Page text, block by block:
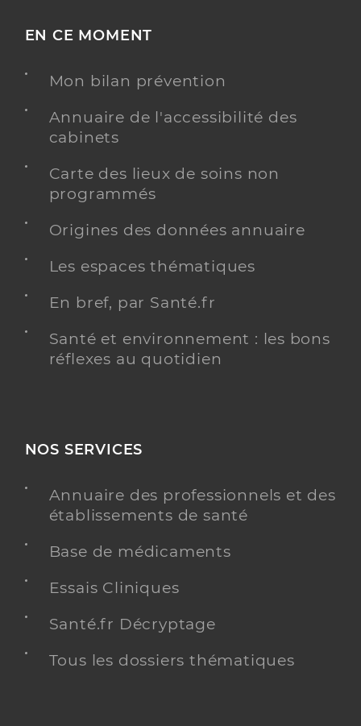
EN CE MOMENT
Mon bilan prévention
Annuaire de l'accessibilité des
cabinets
Carte des lieux de soins non
programmés
Origines des données annuaire
Les espaces thématiques
En bref, par Santé.fr
Santé et environnement : les bons
réflexes au quotidien
NOS SERVICES
Annuaire des professionnels et des
établissements de santé
Base de médicaments
Essais Cliniques
Santé.fr Décryptage
Tous les dossiers thématiques